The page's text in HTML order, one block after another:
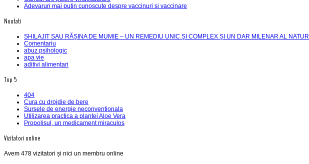
Adevaruri mai putin cunoscute despre vaccinuri si vaccinare
Noutati
SHILAJIT SAU RĂȘINA DE MUMIE – UN REMEDIU UNIC ȘI COMPLEX ȘI UN DAR MILENAR AL NATURII
Comentariu
abuz psihologic
apa vie
aditivi alimentari
Top 5
404
Cura cu drojdie de bere
Sursele de energie neconventionala
Utilizarea practica a plantei Aloe Vera
Propolisul, un medicament miraculos
Vizitatori online
Avem 478 vizitatori și nici un membru online